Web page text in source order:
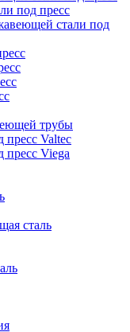
под пресс
стали под
трубы
пресс Valtec
пресс Viega
сталь